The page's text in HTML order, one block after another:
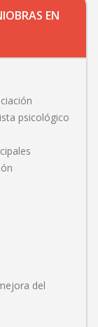
EN
psicológico
del